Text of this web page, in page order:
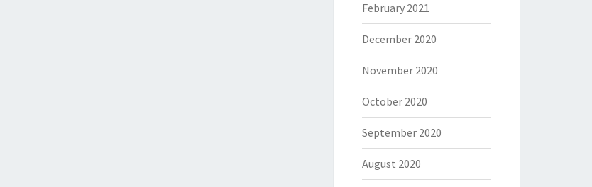
February 2021
December 2020
November 2020
October 2020
September 2020
August 2020